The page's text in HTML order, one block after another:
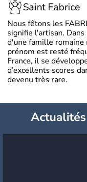
Saint Fabrice
Nous fêtons les
signifie l'artisan. Dans
d'une famille romaine
prénom est resté
France, il se
d’excellents scores
devenu très rare.